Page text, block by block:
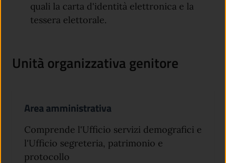
quali la carta d'identità elettronica e la
tessera elettorale.
Unità organizzativa genitore
Area amministrativa
Comprende l'Ufficio servizi demografici e
l'Ufficio segreteria, patrimonio e
protocollo